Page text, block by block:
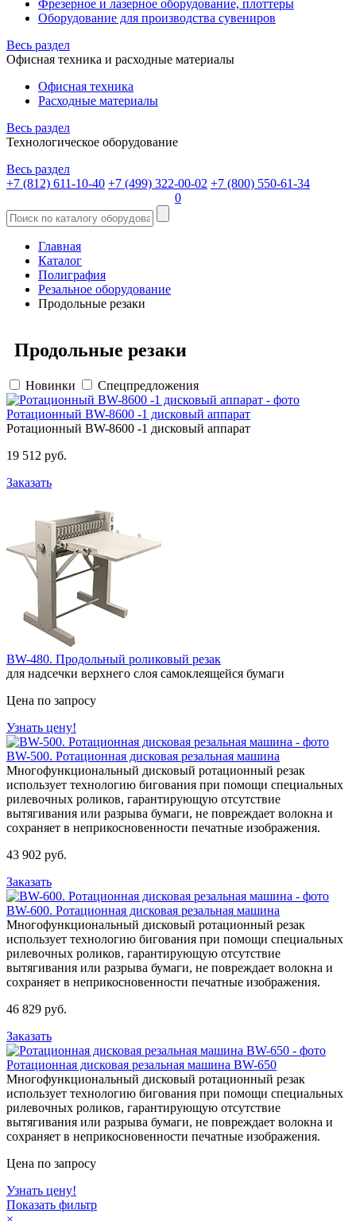
Фрезерное и лазерное оборудование, плоттеры
Оборудование для производства сувениров
Весь раздел
Офисная техника и расходные материалы
Офисная техника
Расходные материалы
Весь раздел
Технологическое оборудование
Весь раздел
+7 (812) 611-10-40 +7 (499) 322-00-02 +7 (800) 550-61-34
0
Главная
Каталог
Полиграфия
Резальное оборудование
Продольные резаки
Продольные резаки
Новинки Спецпредложения
Ротационный BW-8600 -1 дисковый аппарат
Ротационный BW-8600 -1 дисковый аппарат
19 512 руб.
Заказать
BW-480. Продольный роликовый резак
для надсечки верхнего слоя самоклеящейся бумаги
Цена по запросу
Узнать цену!
BW-500. Ротационная дисковая резальная машина
Многофункциональный дисковый ротационный резак
использует технологию бигования при помощи специальных
рилевочных роликов, гарантирующую отсутствие
вытягивания или разрыва бумаги, не повреждает волокна и
сохраняет в неприкосновенности печатные изображения.
43 902 руб.
Заказать
BW-600. Ротационная дисковая резальная машина
Многофункциональный дисковый ротационный резак
использует технологию бигования при помощи специальных
рилевочных роликов, гарантирующую отсутствие
вытягивания или разрыва бумаги, не повреждает волокна и
сохраняет в неприкосновенности печатные изображения.
46 829 руб.
Заказать
Ротационная дисковая резальная машина BW-650
Многофункциональный дисковый ротационный резак
использует технологию бигования при помощи специальных
рилевочных роликов, гарантирующую отсутствие
вытягивания или разрыва бумаги, не повреждает волокна и
сохраняет в неприкосновенности печатные изображения.
Цена по запросу
Узнать цену!
Показать фильтр